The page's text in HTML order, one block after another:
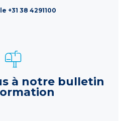
+31 38 4291100
à notre bulletin